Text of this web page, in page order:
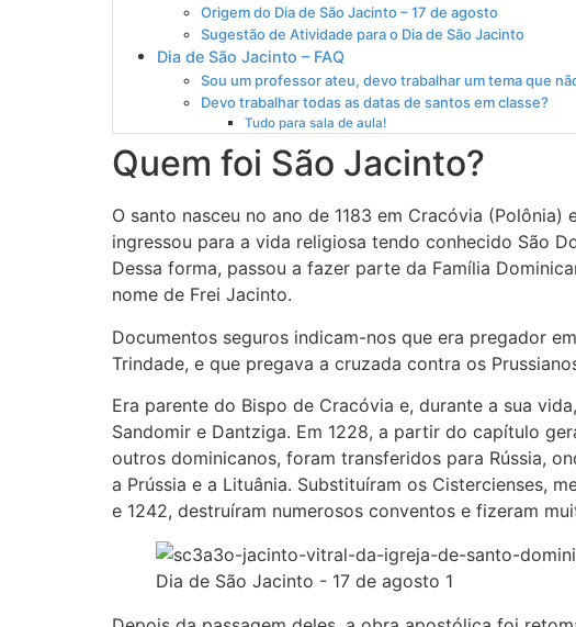
Origem do Dia de São Jacinto – 17 de agosto
Sugestão de Atividade para o Dia de São Jacinto
Dia de São Jacinto – FAQ
Sou um professor ateu, devo trabalhar um tema que
Devo trabalhar todas as datas de santos em classe?
Tudo para sala de aula!
Quem foi São Jacinto?
O santo nasceu no ano de 1183 em Cracóvia
ingressou para a vida religiosa tendo conhecido São
Dessa forma, passou a fazer parte da Família
nome de Frei Jacinto.
Documentos seguros indicam-nos que era pregador
Trindade, e que pregava a cruzada contra os
Era parente do Bispo de Cracóvia e, durante a sua
Sandomir e Dantziga. Em 1228, a partir do capítulo
outros dominicanos, foram transferidos para Rússia,
a Prússia e a Lituânia. Substituíram os Cistercienses,
e 1242, destruíram numerosos conventos e fizeram
Dia de São Jacinto - 17 de agosto 1